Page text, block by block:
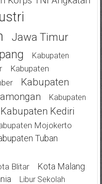
Jawa Timur
Kabupaten
Kabupaten
Kabupaten
Kabupaten
Kabupaten Kediri
Mojokerto
Tuban
Blitar Kota Malang
Libur Sekolah